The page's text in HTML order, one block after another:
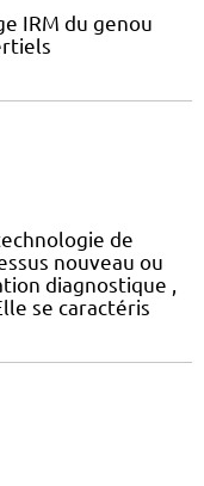
IRM du genou
de
nouveau ou
diagnostique ,
se caractéris